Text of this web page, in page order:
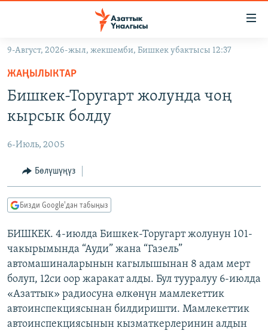
Навигацияга
өтүңүз
Издөөгө
салыңыз
ЭКОНОМИКА
МАДАНИЯТ
БОРБОР АЗИЯ
УКРАИНА
АТАЙЫН ИЛИКТӨӨ
ТВ ПРОГРАММАЛАР
ЭКСПЕРТТЕР ТАЛДАЙТ
БИЗ ЖАНА ДҮЙНӨ
ДАНИСТЕ
ЭЖЕ-СИҢДИЛЕР
ЫҢГАЙСЫЗ СУРООЛОР
ӨЗГӨЧӨ ПИКИР
Русский
ОНЛАЙН ШЕРИНЕ
9-Август, 2026-жыл, жекшемби, Бишкек убактысы 12:37
ЖАҢЫЛЫКТАР
Бишкек-Торугарт жолунда чоң
кырсык болду
6-Июль, 2005
Бөлүшүңүз
Бизди Google'дан табыңыз
БИШКЕК. 4-июлда Бишкек-Торугарт жолунун 101-
чакырымында “Ауди” жана “Газель”
автомашиналарынын кагылышынан 8 адам мерт
болуп, 12си оор жаракат алды. Бул тууралуу 6-июлда
«Азаттык» радиосуна өлкөнүн мамлекеттик
автоинспекциясынан билдиришти. Мамлекеттик
автоинспекциясынын кызматкерлеринин алдын